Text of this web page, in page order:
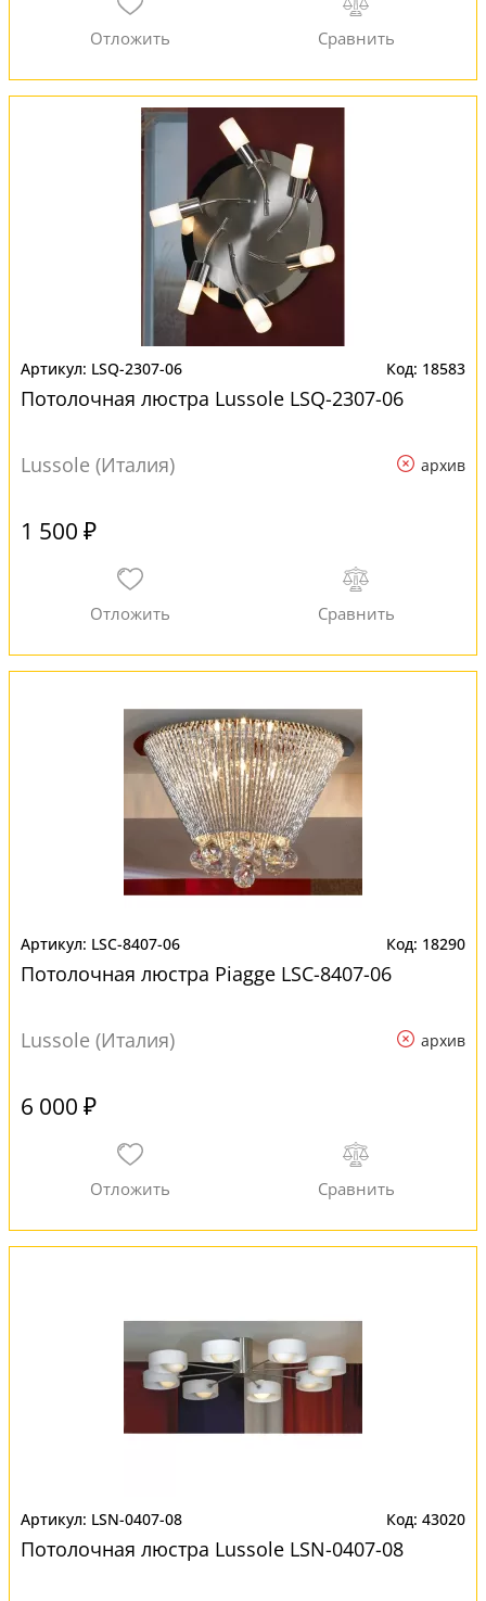
LSQ-2307-06 18583
Потолочная люстра Lussole LSQ-2307-06
Lussole (Италия) архив
1 500 ₽
LSC-8407-06 18290
Потолочная люстра Piagge LSC-8407-06
Lussole (Италия) архив
6 000 ₽
LSN-0407-08 43020
Потолочная люстра Lussole LSN-0407-08